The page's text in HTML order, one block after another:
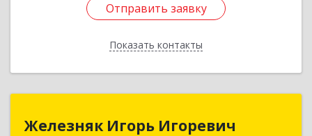
Отправить заявку
Показать контакты
Отправить заявку
Назад
Железняк Игорь Игоревич